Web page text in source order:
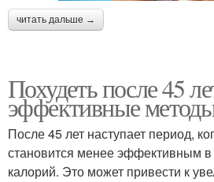
читать дальше →
Похудеть после 45
эффективные
После 45 лет наступает период,
становится менее эффективным в
калорий. Это может привести к